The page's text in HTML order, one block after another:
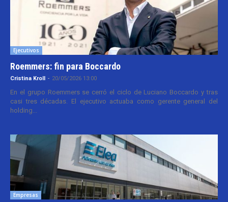
Ejecutivos
Roemmers: fin para Boccardo
Cristina Kroll - 20/05/2026 13:00
En el grupo Roemmers se cerró el ciclo de Luciano Boccardo y tras
casi tres décadas. El ejecutivo actuaba como gerente general del
holding...
Empresas